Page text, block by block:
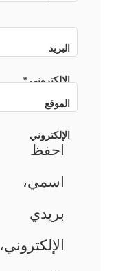
البريد
الإلكتروني*
الموقع
الإلكتروني
احفظ
اسمي،
بريدي
الإلكتروني،